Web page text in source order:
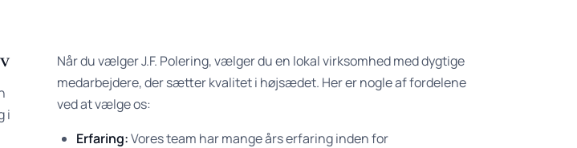
i
Når du vælger J.F. Polering, vælger du en lokal virksomhed med dygtige
medarbejdere, der sætter kvalitet i højsædet. Her er nogle af fordelene
ved at vælge os:
Erfaring:Vores team har mange års erfaring inden for